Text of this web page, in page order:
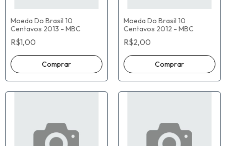
Moeda Do Brasil 10
Centavos 2013 - MBC
R$1,00
Moeda Do Brasil 10
Centavos 2012 - MBC
R$2,00